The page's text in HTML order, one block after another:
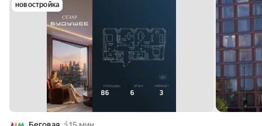
новостройка